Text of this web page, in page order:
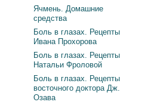
Ячмень. Домашние
средства
Боль в глазах. Рецепты
Ивана Прохорова
Боль в глазах. Рецепты
Натальи Фроловой
Боль в глазах. Рецепты
восточного доктора Дж.
Озава